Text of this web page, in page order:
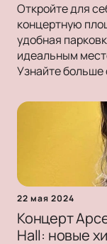
Откройте для
концертную
удобная
идеальным
Узнайте больше
22 мая 2024
Концерт
Hall: новые